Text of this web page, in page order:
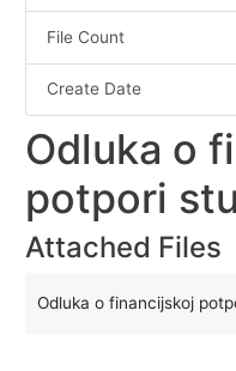
File Count
Create Date
Odluka o
potpori
Attached Files
Odluka o financijskoj